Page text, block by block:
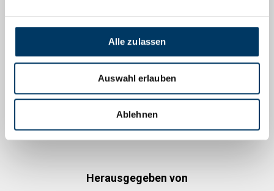
Alle zulassen
Auswahl erlauben
Ablehnen
LinkedIn
YouTube
Herausgegeben von